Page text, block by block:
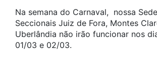
Na semana do Carnaval, nossa
Seccionais Juiz de Fora, Montes
Uberlândia não irão funcionar nos
01/03 e 02/03.